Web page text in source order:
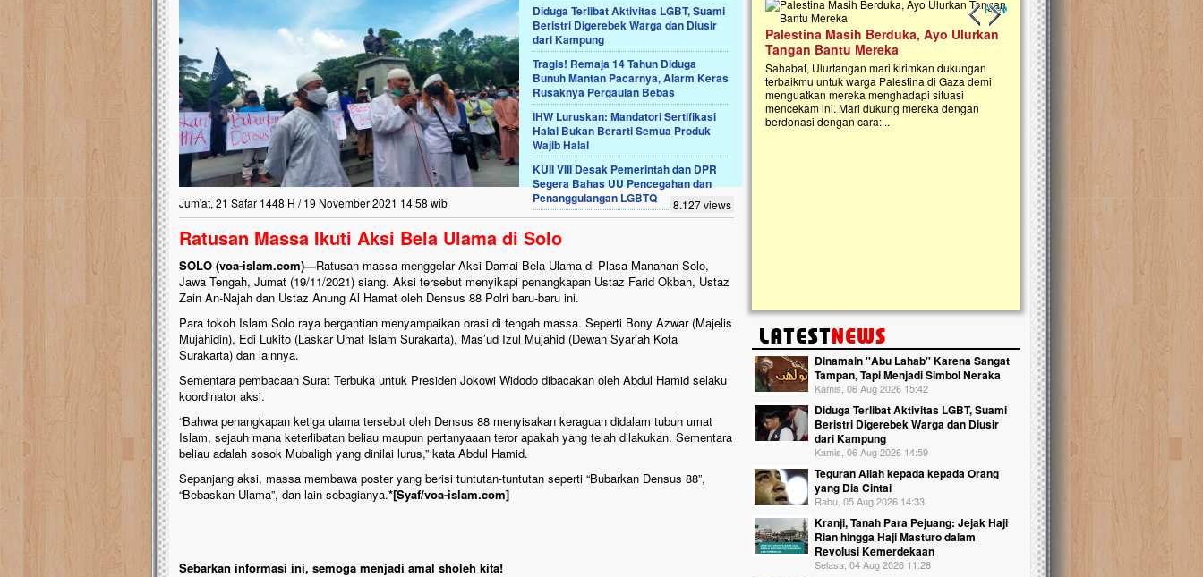
Diduga Terlibat Aktivitas LGBT, Suami
Beristri Digerebek Warga dan Diusir
dari Kampung
Tragis! Remaja 14 Tahun Diduga
Bunuh Mantan Pacarnya, Alarm Keras
Rusaknya Pergaulan Bebas
IHW Luruskan: Mandatori Sertifikasi
Halal Bukan Berarti Semua Produk
Wajib Halal
KUII VIII Desak Pemerintah dan DPR
Segera Bahas UU Pencegahan dan
Penanggulangan LGBTQ
Jum'at, 21 Safar 1448 H / 19 November 2021 14:58 wib 8.127 views
Ratusan Massa Ikuti Aksi Bela Ulama di Solo
SOLO (voa-islam.com)—Ratusan massa menggelar Aksi Damai Bela Ulama di Plasa Manahan Solo,
Jawa Tengah, Jumat (19/11/2021) siang. Aksi tersebut menyikapi penangkapan Ustaz Farid Okbah, Ustaz
Zain An-Najah dan Ustaz Anung Al Hamat oleh Densus 88 Polri baru-baru ini.
Para tokoh Islam Solo raya bergantian menyampaikan orasi di tengah massa. Seperti Bony Azwar (Majelis
Mujahidin), Edi Lukito (Laskar Umat Islam Surakarta), Mas’ud Izul Mujahid (Dewan Syariah Kota
Surakarta) dan lainnya.
Sementara pembacaan Surat Terbuka untuk Presiden Jokowi Widodo dibacakan oleh Abdul Hamid selaku
koordinator aksi.
“Bahwa penangkapan ketiga ulama tersebut oleh Densus 88 menyisakan keraguan didalam tubuh umat
Islam, sejauh mana keterlibatan beliau maupun pertanyaaan teror apakah yang telah dilakukan. Sementara
beliau adalah sosok Mubaligh yang dinilai lurus,” kata Abdul Hamid.
Sepanjang aksi, massa membawa poster yang berisi tuntutan-tuntutan seperti “Bubarkan Densus 88”,
“Bebaskan Ulama”, dan lain sebagianya.*[Syaf/voa-islam.com]
Sebarkan informasi ini, semoga menjadi amal sholeh kita!
Previous slide
Next slide
Bantu Naura, Balita Hebat Sembuh Dari
Tumor Pembuluh Darah
Hidup Naura Salsabila dipenuhi dengan
rintangan yang sangat berat. Meskipun baru
berusia sepuluh bulan, bayi yang imut ini harus
menghadapi penyakit yang dahsyat, yaitu tumor
pembuluh darah berukuran...
Lima Tahun Mangkrak, Masjid di
Pelosok ini Mengenaskan. Ayo Bantu.!!
Nasib masjid di Kampung Cilumbu ini sungguh
mengenaskan. Lima tahun mangkrak, kini nyaris
berlumut, dan menghitam terpapar panas dan
Palestina Masih Berduka, Ayo Ulurkan
Tangan Bantu Mereka
Sahabat, Ulurtangan mari kirimkan dukungan
terbaikmu untuk warga Palestina di Gaza demi
menguatkan mereka menghadapi situasi
mencekam ini. Mari dukung mereka dengan
berdonasi dengan cara:...
Open Donasi Wakaf
Rumah Qur'an & TK Islam
Najjah di Jonggol
Saat ini, Ulurtangan bersama Yayasan
Najjahtul Islam Jonggol sedang merintis
pembangunan Rumah Qur’an dan
kanak Islam Terpadu (TKIT) An Najjah
Gedung Majelis Taklim di Jonggol,...
Dinamain ''Abu Lahab'' Karena Sangat
Tampan, Tapi Menjadi Simbol Neraka
Kamis, 06 Aug 2026 15:42
Diduga Terlibat Aktivitas LGBT, Suami
Beristri Digerebek Warga dan Diusir
dari Kampung
Kamis, 06 Aug 2026 14:59
Teguran Allah kepada kepada Orang
yang Dia Cintai
Rabu, 05 Aug 2026 14:33
Kranji, Tanah Para Pejuang: Jejak Haji
Rian hingga Haji Masturo dalam
Revolusi Kemerdekaan
Selasa, 04 Aug 2026 11:28